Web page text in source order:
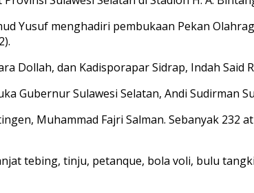
Yusuf menghadiri pembukaan Pekan
Dollah, dan Kadisporapar Sidrap, Indah Said
Gubernur Sulawesi Selatan, Andi Sudirman
Muhammad Fajri Salman. Sebanyak 232
tebing, tinju, petanque, bola voli, bulu